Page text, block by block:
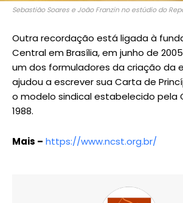
Sebastião Soares e João Franzin no estúdio do
Outra recordação está ligada à
Central em Brasília, em junho de
um dos formuladores da criação da
ajudou a escrever sua Carta de
o modelo sindical estabelecido pela
1988.
Mais – https://www.ncst.org.br/